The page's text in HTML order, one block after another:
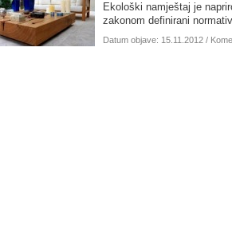
Ekološki namještaj je
zakonom definirani
Datum objave: 15.11.2012 /